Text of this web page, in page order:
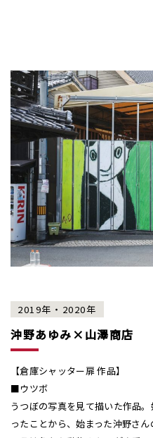
2019年・2020年
沖野あゆみ×山澤商店
【倉庫シャッター扉 作品】
■ウツボ
うつぼの写真を見て描いた作品
ったことから、始まった沖野さ